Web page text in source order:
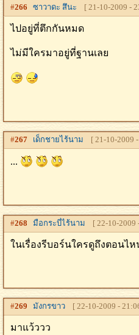
#266 ซาวาดะ สึนะ [ 21-10-2009 -
ไปอยู่ที่ตึกกันหมด
ไม่มีใครมาอยู่ที่ฐานเลย
#267 เด็กชายไร้นาม [ 21-10-2009
...
#268 มือกระบี่ไร้นาม [ 22-10-2009
ในเรื่องรีบอร์นใครดูถึงตอนไ
#269 มังกรขาว [ 22-10-2009 -
มาแว้ววว